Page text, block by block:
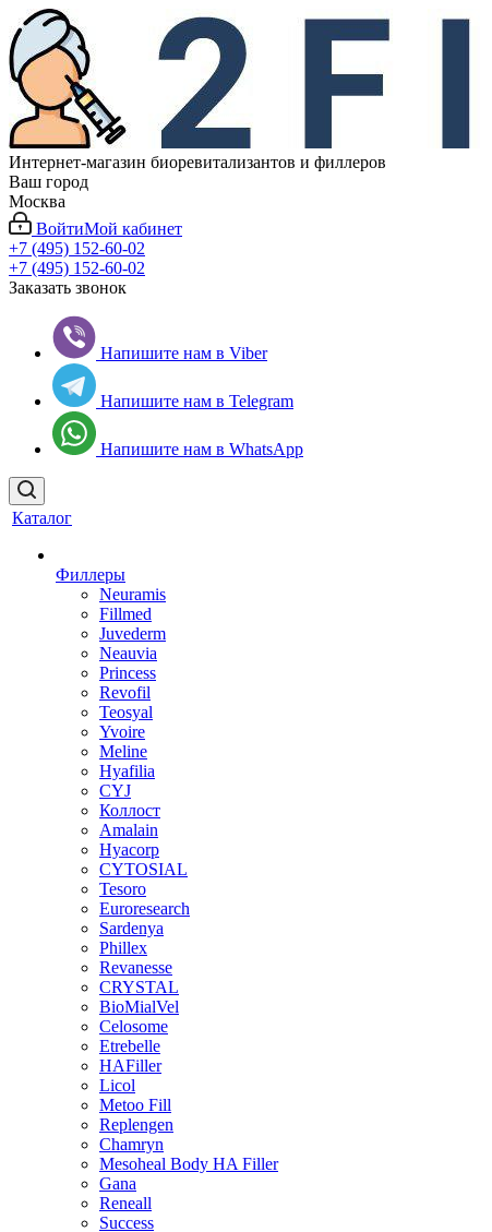
Интернет-магазин биоревитализантов и филлеров
Ваш город
Москва
ВойтиМой кабинет
+7 (495) 152-60-02
+7 (495) 152-60-02
Заказать звонок
Напишите нам в Viber
Напишите нам в Telegram
Напишите нам в WhatsApp
Каталог
Филлеры
Neuramis
Fillmed
Juvederm
Neauvia
Princess
Revofil
Teosyal
Yvoire
Meline
Hyafilia
CYJ
Коллост
Amalain
Hyacorp
CYTOSIAL
Tesoro
Euroresearch
Sardenya
Phillex
Revanesse
CRYSTAL
BioMialVel
Celosome
Etrebelle
HAFiller
Licol
Metoo Fill
Replengen
Chamryn
Mesoheal Body HA Filler
Gana
Reneall
Success